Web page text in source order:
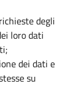
degli
loro dati
dei dati e
su